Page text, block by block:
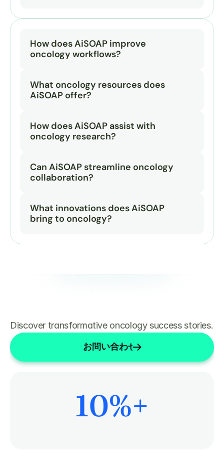
How does AiSOAP improve
oncology workflows?
What oncology resources does
AiSOAP offer?
How does AiSOAP assist with
oncology research?
Can AiSOAP streamline oncology
collaboration?
What innovations does AiSOAP
bring to oncology?
Discover transformative oncology success stories.
お問い合わせ
10%+